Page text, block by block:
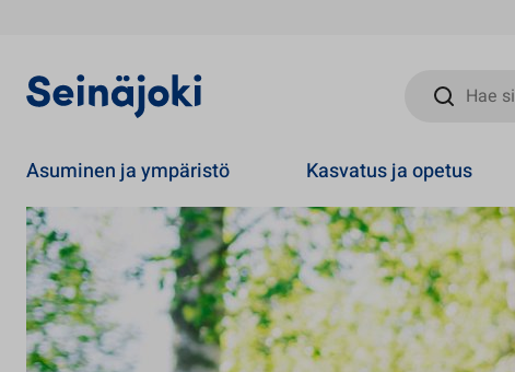
Hae sivustolta
Asuminen ja ympäristö Kasvatus ja opetus